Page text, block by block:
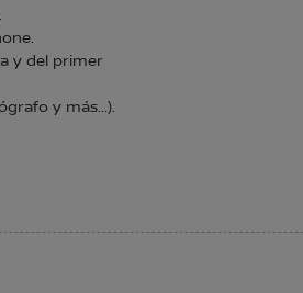
y del primer
y más...).